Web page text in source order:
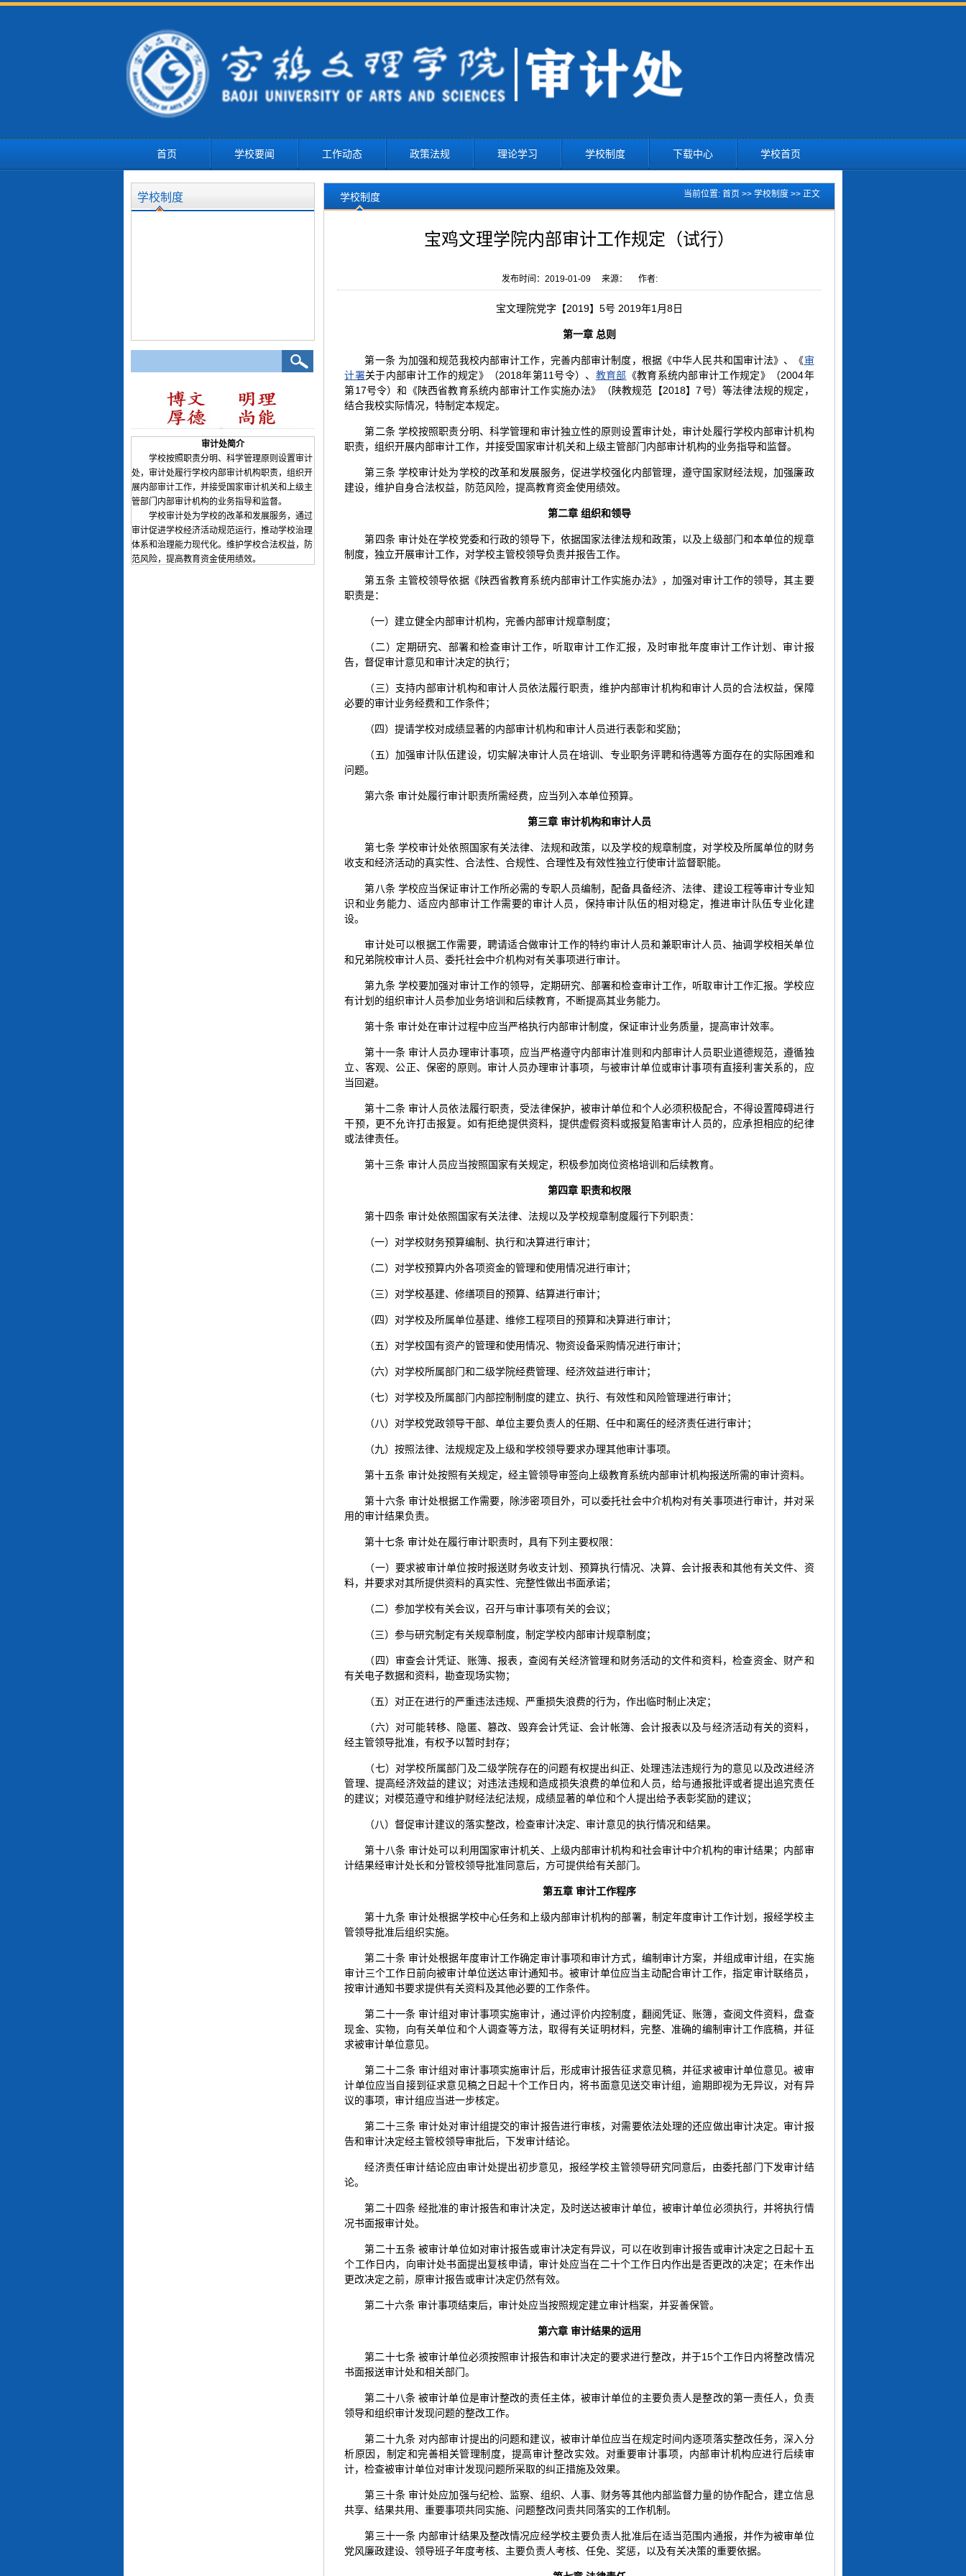
首页 学校要闻 工作动态 政策法规 理论学习 学校制度 下载中心 学校首页
学校制度
审计处简介
学校按照职责分明、科学管理原则设置审计
处，审计处履行学校内部审计机构职责，组织开
展内部审计工作，并接受国家审计机关和上级主
管部门内部审计机构的业务指导和监督。
学校审计处为学校的改革和发展服务，通过
审计促进学校经济活动规范运行，推动学校治理
体系和治理能力现代化。维护学校合法权益，防
范风险，提高教育资金使用绩效。
学校制度 当前位置: 首页 >> 学校制度 >> 正文
宝鸡文理学院内部审计工作规定（试行）
发布时间：2019-01-09 来源： 作者:
宝文理院党字【2019】5号 2019年1月8日
第一章 总则
第一条 为加强和规范我校内部审计工作，完善内部审计制度，根据《中华人民共和国审计法》、《审
计署关于内部审计工作的规定》（2018年第11号令）、 教育部 《教育系统内部审计工作规定》（2004年
第17号令）和《陕西省教育系统内部审计工作实施办法》（陕教规范【2018】7号）等法律法规的规定，
结合我校实际情况，特制定本规定。
第二条 学校按照职责分明、科学管理和审计独立性的原则设置审计处，审计处履行学校内部审计机构
职责，组织开展内部审计工作，并接受国家审计机关和上级主管部门内部审计机构的业务指导和监督。
第三条 学校审计处为学校的改革和发展服务，促进学校强化内部管理，遵守国家财经法规，加强廉政
建设，维护自身合法权益，防范风险，提高教育资金使用绩效。
第二章 组织和领导
第四条 审计处在学校党委和行政的领导下，依据国家法律法规和政策，以及上级部门和本单位的规章
制度，独立开展审计工作，对学校主管校领导负责并报告工作。
第五条 主管校领导依据《陕西省教育系统内部审计工作实施办法》，加强对审计工作的领导，其主要
职责是：
（一）建立健全内部审计机构，完善内部审计规章制度；
（二）定期研究、部署和检查审计工作，听取审计工作汇报，及时审批年度审计工作计划、审计报
告，督促审计意见和审计决定的执行；
（三）支持内部审计机构和审计人员依法履行职责，维护内部审计机构和审计人员的合法权益，保障
必要的审计业务经费和工作条件；
（四）提请学校对成绩显著的内部审计机构和审计人员进行表彰和奖励；
（五）加强审计队伍建设，切实解决审计人员在培训、专业职务评聘和待遇等方面存在的实际困难和
问题。
第六条 审计处履行审计职责所需经费，应当列入本单位预算。
第三章 审计机构和审计人员
第七条 学校审计处依照国家有关法律、法规和政策，以及学校的规章制度，对学校及所属单位的财务
收支和经济活动的真实性、合法性、合规性、合理性及有效性独立行使审计监督职能。
第八条 学校应当保证审计工作所必需的专职人员编制，配备具备经济、法律、建设工程等审计专业知
识和业务能力、适应内部审计工作需要的审计人员，保持审计队伍的相对稳定，推进审计队伍专业化建
设。
审计处可以根据工作需要，聘请适合做审计工作的特约审计人员和兼职审计人员、抽调学校相关单位
和兄弟院校审计人员、委托社会中介机构对有关事项进行审计。
第九条 学校要加强对审计工作的领导，定期研究、部署和检查审计工作，听取审计工作汇报。学校应
有计划的组织审计人员参加业务培训和后续教育，不断提高其业务能力。
第十条 审计处在审计过程中应当严格执行内部审计制度，保证审计业务质量，提高审计效率。
第十一条 审计人员办理审计事项，应当严格遵守内部审计准则和内部审计人员职业道德规范，遵循独
立、客观、公正、保密的原则。审计人员办理审计事项，与被审计单位或审计事项有直接利害关系的，应
当回避。
第十二条 审计人员依法履行职责，受法律保护，被审计单位和个人必须积极配合，不得设置障碍进行
干预，更不允许打击报复。如有拒绝提供资料，提供虚假资料或报复陷害审计人员的，应承担相应的纪律
或法律责任。
第十三条 审计人员应当按照国家有关规定，积极参加岗位资格培训和后续教育。
第四章 职责和权限
第十四条 审计处依照国家有关法律、法规以及学校规章制度履行下列职责：
（一）对学校财务预算编制、执行和决算进行审计；
（二）对学校预算内外各项资金的管理和使用情况进行审计；
（三）对学校基建、修缮项目的预算、结算进行审计；
（四）对学校及所属单位基建、维修工程项目的预算和决算进行审计；
（五）对学校国有资产的管理和使用情况、物资设备采购情况进行审计；
（六）对学校所属部门和二级学院经费管理、经济效益进行审计；
（七）对学校及所属部门内部控制制度的建立、执行、有效性和风险管理进行审计；
（八）对学校党政领导干部、单位主要负责人的任期、任中和离任的经济责任进行审计；
（九）按照法律、法规规定及上级和学校领导要求办理其他审计事项。
第十五条 审计处按照有关规定，经主管领导审签向上级教育系统内部审计机构报送所需的审计资料。
第十六条 审计处根据工作需要，除涉密项目外，可以委托社会中介机构对有关事项进行审计，并对采
用的审计结果负责。
第十七条 审计处在履行审计职责时，具有下列主要权限：
（一）要求被审计单位按时报送财务收支计划、预算执行情况、决算、会计报表和其他有关文件、资
料，并要求对其所提供资料的真实性、完整性做出书面承诺；
（二）参加学校有关会议，召开与审计事项有关的会议；
（三）参与研究制定有关规章制度，制定学校内部审计规章制度；
（四）审查会计凭证、账簿、报表，查阅有关经济管理和财务活动的文件和资料，检查资金、财产和
有关电子数据和资料，勘查现场实物；
（五）对正在进行的严重违法违规、严重损失浪费的行为，作出临时制止决定；
（六）对可能转移、隐匿、篡改、毁弃会计凭证、会计帐簿、会计报表以及与经济活动有关的资料，
经主管领导批准，有权予以暂时封存；
（七）对学校所属部门及二级学院存在的问题有权提出纠正、处理违法违规行为的意见以及改进经济
管理、提高经济效益的建议；对违法违规和造成损失浪费的单位和人员，给与通报批评或者提出追究责任
的建议；对模范遵守和维护财经法纪法规，成绩显著的单位和个人提出给予表彰奖励的建议；
（八）督促审计建议的落实整改，检查审计决定、审计意见的执行情况和结果。
第十八条 审计处可以利用国家审计机关、上级内部审计机构和社会审计中介机构的审计结果；内部审
计结果经审计处长和分管校领导批准同意后，方可提供给有关部门。
第五章 审计工作程序
第十九条 审计处根据学校中心任务和上级内部审计机构的部署，制定年度审计工作计划，报经学校主
管领导批准后组织实施。
第二十条 审计处根据年度审计工作确定审计事项和审计方式，编制审计方案，并组成审计组，在实施
审计三个工作日前向被审计单位送达审计通知书。被审计单位应当主动配合审计工作，指定审计联络员，
按审计通知书要求提供有关资料及其他必要的工作条件。
第二十一条 审计组对审计事项实施审计，通过评价内控制度，翻阅凭证、账簿，查阅文件资料，盘查
现金、实物，向有关单位和个人调查等方法，取得有关证明材料，完整、准确的编制审计工作底稿，并征
求被审计单位意见。
第二十二条 审计组对审计事项实施审计后，形成审计报告征求意见稿，并征求被审计单位意见。被审
计单位应当自接到征求意见稿之日起十个工作日内，将书面意见送交审计组，逾期即视为无异议，对有异
议的事项，审计组应当进一步核定。
第二十三条 审计处对审计组提交的审计报告进行审核，对需要依法处理的还应做出审计决定。审计报
告和审计决定经主管校领导审批后，下发审计结论。
经济责任审计结论应由审计处提出初步意见，报经学校主管领导研究同意后，由委托部门下发审计结
论。
第二十四条 经批准的审计报告和审计决定，及时送达被审计单位，被审计单位必须执行，并将执行情
况书面报审计处。
第二十五条 被审计单位如对审计报告或审计决定有异议，可以在收到审计报告或审计决定之日起十五
个工作日内，向审计处书面提出复核申请，审计处应当在二十个工作日内作出是否更改的决定；在未作出
更改决定之前，原审计报告或审计决定仍然有效。
第二十六条 审计事项结束后，审计处应当按照规定建立审计档案，并妥善保管。
第六章 审计结果的运用
第二十七条 被审计单位必须按照审计报告和审计决定的要求进行整改，并于15个工作日内将整改情况
书面报送审计处和相关部门。
第二十八条 被审计单位是审计整改的责任主体，被审计单位的主要负责人是整改的第一责任人，负责
领导和组织审计发现问题的整改工作。
第二十九条 对内部审计提出的问题和建议，被审计单位应当在规定时间内逐项落实整改任务，深入分
析原因，制定和完善相关管理制度，提高审计整改实效。对重要审计事项，内部审计机构应进行后续审
计，检查被审计单位对审计发现问题所采取的纠正措施及效果。
第三十条 审计处应加强与纪检、监察、组织、人事、财务等其他内部监督力量的协作配合，建立信息
共享、结果共用、重要事项共同实施、问题整改问责共同落实的工作机制。
第三十一条 内部审计结果及整改情况应经学校主要负责人批准后在适当范围内通报，并作为被审单位
党风廉政建设、领导班子年度考核、主要负责人考核、任免、奖惩，以及有关决策的重要依据。